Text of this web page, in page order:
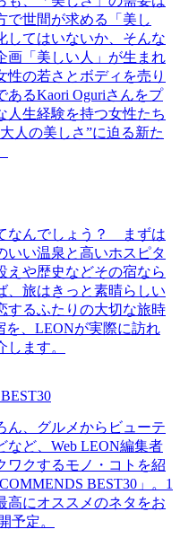
で世間が求める「美し
してはいないか、そんな
画「美しい人」が生まれ
性の若さとボディを売り
あるKaori Oguriさんをプ
人生経験を持つ女性たち
人の美しさ”に迫る新た
なんでしょう？ まずは
いい温泉と高いホスピタ
えや歴史などその宿なら
、旅はきっと素晴らしい
するふたりの大切な旅時
を、LEONが実際に訪れ
ます。
ん、グルメからビューテ
など、Web LEON編集者
ワクするモノ・コトを紹
BEST30」。1
高にオススメのネタをお
予定。